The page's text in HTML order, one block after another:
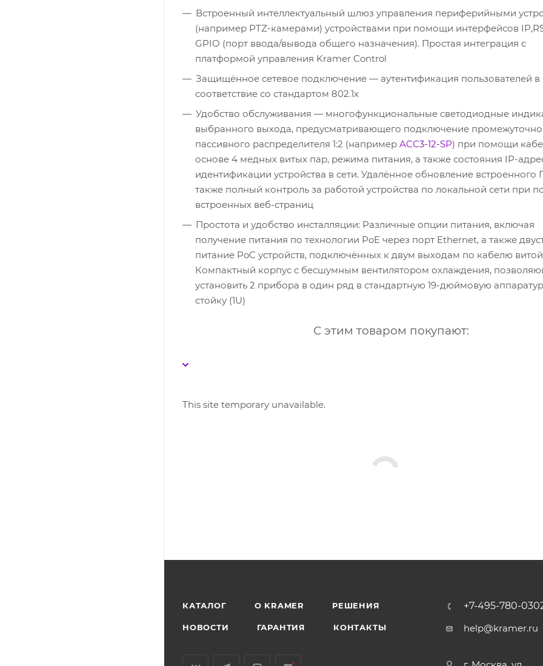
Встроенный интеллектуальный шлюз управления периферийными
(например PTZ-камерами) устройствами при помощи интерфейсов
GPIO (порт ввода/вывода общего назначения). Простая интеграция с
платформой управления Kramer Control
Защищённое сетевое подключение — аутентификация пользователей в
соответствие со стандартом 802.1x
Удобство обслуживания — многофункциональные светодиодные
выбранного выхода, предусматривающего подключение
пассивного распределителя 1:2 (например ACC3-12-SP) при помощи
основе 4 медных витых пар, режима питания, а также состояния IP-
идентификации устройства в сети. Удалённое обновление встроенного
также полный контроль за работой устройства по локальной сети при
встроенных веб-страниц
Простота и удобство инсталляции: Различные опции питания, включая
получение питания по технологии PoE через порт Ethernet, а также
питание PoC устройств, подключённых к двум выходам по кабелю
Компактный корпус с бесшумным вентилятором охлаждения,
установить 2 прибора в один ряд в стандартную 19-дюймовую
стойку (1U)
С этим товаром покупают:
This site temporary unavailable.
КАТАЛОГ O KRAMER РЕШЕНИЯ
НОВОСТИ ГАРАНТИЯ КОНТАКТЫ
+7-495-780-
help@kramer.ru